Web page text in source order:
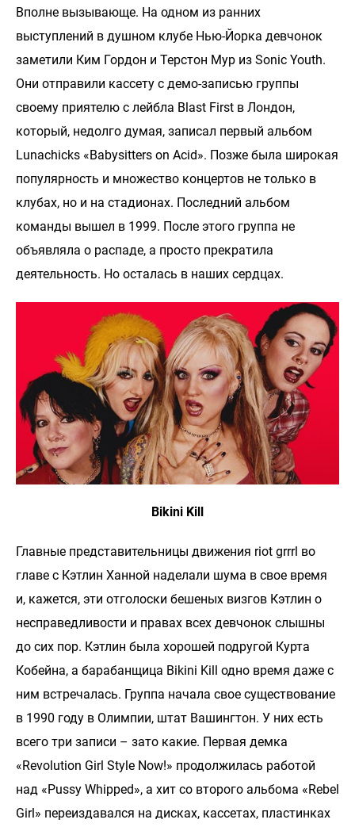
Вполне вызывающе. На одном из ранних
выступлений в душном клубе Нью-Йорка девчонок
заметили Ким Гордон и Терстон Мур из Sonic Youth.
Они отправили кассету с демо-записью группы
своему приятелю с лейбла Blast First в Лондон,
который, недолго думая, записал первый альбом
Lunachicks «Babysitters on Acid». Позже была широкая
популярность и множество концертов не только в
клубах, но и на стадионах. Последний альбом
команды вышел в 1999. После этого группа не
объявляла о распаде, а просто прекратила
деятельность. Но осталась в наших сердцах.
Bikini Kill
Главные представительницы движения riot grrrl во
главе с Кэтлин Ханной наделали шума в свое время
и, кажется, эти отголоски бешеных визгов Кэтлин о
несправедливости и правах всех девчонок слышны
до сих пор. Кэтлин была хорошей подругой Курта
Кобейна, а барабанщица Bikini Kill одно время даже с
ним встречалась. Группа начала свое существование
в 1990 году в Олимпии, штат Вашингтон. У них есть
всего три записи – зато какие. Первая демка
«Revolution Girl Style Now!» продолжилась работой
над «Pussy Whipped», а хит со второго альбома «Rebel
Girl» переиздавался на дисках, кассетах, пластинках